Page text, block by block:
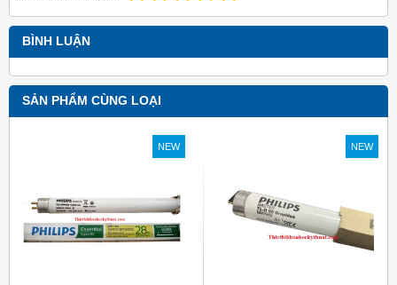
BÌNH LUẬN
SẢN PHẨM CÙNG LOẠI
NEW NEW